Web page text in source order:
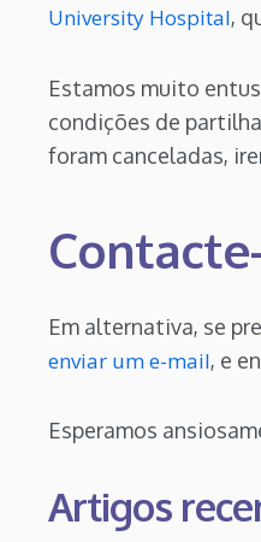
University Hospital,
Estamos muito
condições de
foram canceladas,
Em alternativa, se
enviar um e-mail, e
Esperamos
Artigos